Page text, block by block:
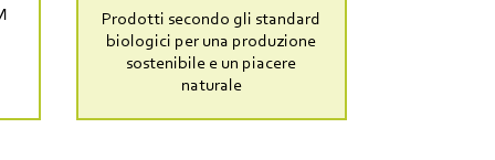
Prodotti secondo gli standard
biologici per una produzione
sostenibile e un piacere
naturale